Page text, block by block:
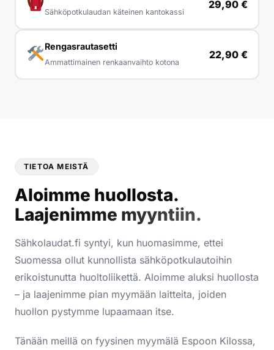
Sähköpotkulaudan käteinen kantokassi
29,90 €
Rengasrautasetti
Ammattimainen renkaanvaihto kotona
22,90 €
TIETOA MEISTÄ
Aloimme huollosta.
Laajenimme myyntiin.
Sähkolaudat.fi syntyi, kun huomasimme, ettei
Suomessa ollut kunnollista sähköpotkulautoihin
erikoistunutta huoltoliikettä. Aloimme aluksi huollosta
– ja laajenimme pian myymään laitteita, joiden
huollon pystymme lupaamaan itse.
Tänään meillä on fyysinen myymälä Espoon Kilossa,